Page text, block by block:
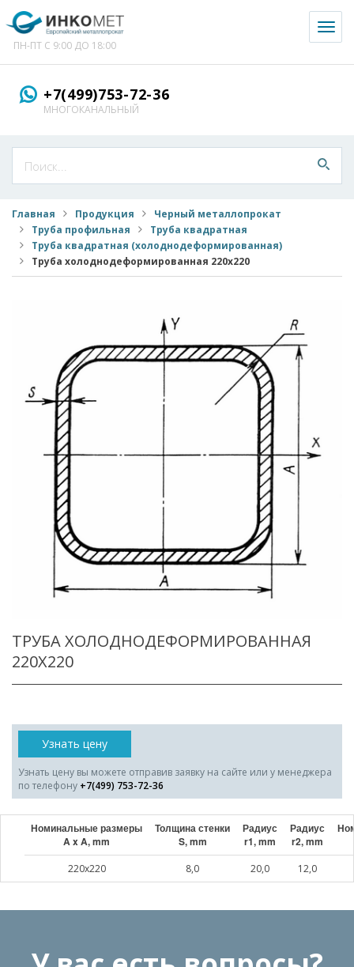
ПН-ПТ С 9:00 ДО 18:00
+7(499)753-72-36
МНОГОКАНАЛЬНЫЙ
Главная Продукция
Черный металлопрокат
Труба профильная
Труба квадратная
Труба квадратная (холоднодеформированная)
Труба холоднодеформированная 220x220
ТРУБА ХОЛОДНОДЕФОРМИРОВАННАЯ
220X220
Узнать цену
Узнать цену вы можете отправив заявку на сайте или у менеджера
по телефону +7(499) 753-72-36
Номинальные размеры
A x A, mm
Толщина стенки
S, mm
Радиус
r1, mm
Радиус
r2, mm
220x220 8,0 20,0 12,0